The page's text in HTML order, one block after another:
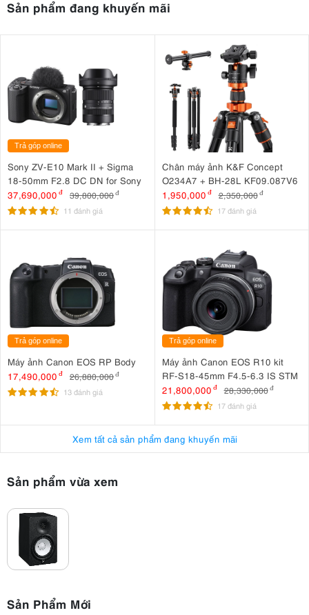
Sản phẩm đang khuyến mãi
Trả góp online
Sony ZV-E10 Mark II + Sigma
18-50mm F2.8 DC DN for Sony
37,690,000 đ 39,800,000đ
11 đánh giá
Chân máy ảnh K&F Concept
O234A7 + BH-28L KF09.087V6
1,950,000 đ 2,350,000 đ
17 đánh giá
Trả góp online
Máy ảnh Canon EOS RP Body
17,490,000 đ 26,880,000đ
13 đánh giá
Trả góp online
Máy ảnh Canon EOS R10 kit
RF-S18-45mm F4.5-6.3 IS STM
21,800,000 đ 28,330,000 đ
17 đánh giá
Xem tất cả sản phẩm đang khuyến mãi
Sản phẩm vừa xem
Sản Phẩm Mới